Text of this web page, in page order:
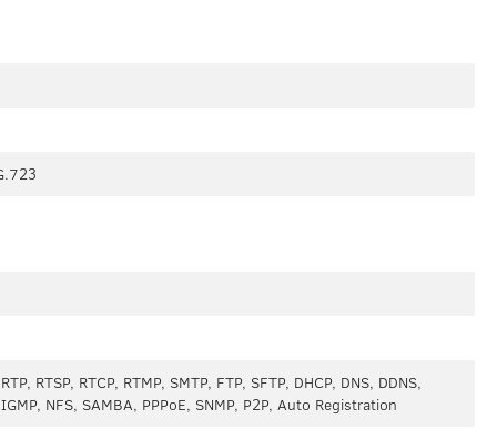
RTSP, RTCP, RTMP, SMTP, FTP, SFTP, DHCP, DNS, DDNS,
NFS, SAMBA, PPPoE, SNMP, P2P, Auto Registration